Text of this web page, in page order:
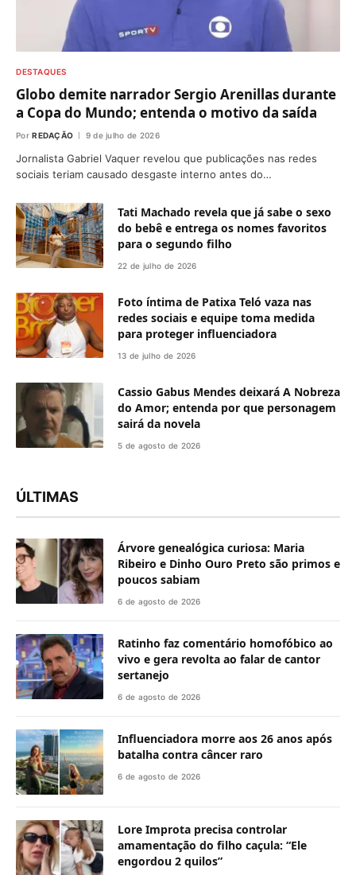
DESTAQUES
Globo demite narrador Sergio Arenillas durante
a Copa do Mundo; entenda o motivo da saída
Por REDAÇÃO 9 de julho de 2026
Jornalista Gabriel Vaquer revelou que publicações nas redes
sociais teriam causado desgaste interno antes do…
Tati Machado revela que já sabe o sexo
do bebê e entrega os nomes favoritos
para o segundo filho
22 de julho de 2026
Foto íntima de Patixa Teló vaza nas
redes sociais e equipe toma medida
para proteger influenciadora
13 de julho de 2026
Cassio Gabus Mendes deixará A Nobreza
do Amor; entenda por que personagem
sairá da novela
5 de agosto de 2026
ÚLTIMAS
Árvore genealógica curiosa: Maria
Ribeiro e Dinho Ouro Preto são primos e
poucos sabiam
6 de agosto de 2026
Ratinho faz comentário homofóbico ao
vivo e gera revolta ao falar de cantor
sertanejo
6 de agosto de 2026
Influenciadora morre aos 26 anos após
batalha contra câncer raro
6 de agosto de 2026
Lore Improta precisa controlar
amamentação do filho caçula: “Ele
engordou 2 quilos”